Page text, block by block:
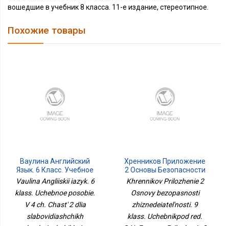
вошедшие в учебник 8 класса. 11-е издание, стереотипное.
Похожие товары
Ваулина Английский
Язык. 6 Класс. Учебное
Пособие. В 4 Ч. Часть 2
Для Слабовидящих
Обучающихся
Vaulina Angliiskii iazyk. 6
klass. Uchebnoe posobie.
V 4 ch. Chast' 2 dlia
slabovidiashchikh
Хренников Приложение
2 Основы Безопасности
Жизнедеятельности. 9
С.Н. Егорова
Приложение 2
Khrennikov Prilozhenie 2
Osnovy bezopasnosti
zhiznedeiatel'nosti. 9
klass. Uchebnikpod red.